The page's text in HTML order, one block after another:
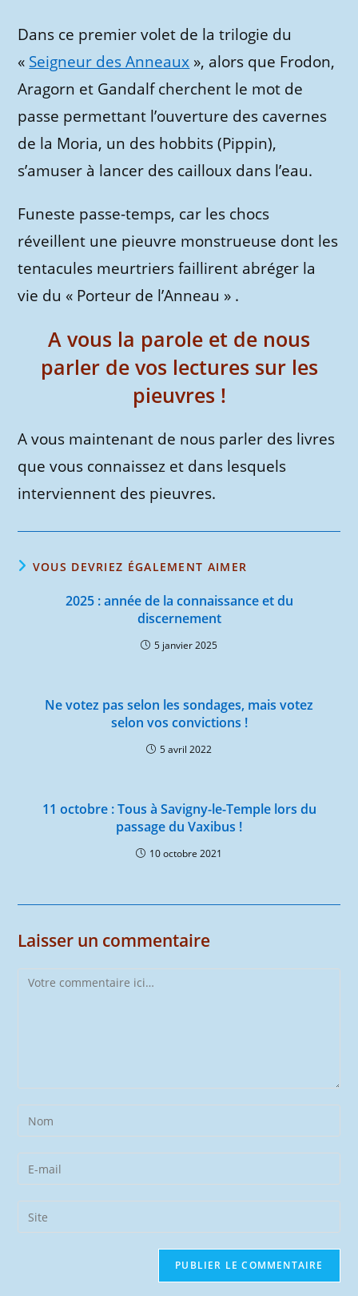
Dans ce premier volet de la trilogie du
« Seigneur des Anneaux », alors que Frodon,
Aragorn et Gandalf cherchent le mot de
passe permettant l’ouverture des cavernes
de la Moria, un des hobbits (Pippin),
s’amuser à lancer des cailloux dans l’eau.
Funeste passe-temps, car les chocs
réveillent une pieuvre monstrueuse dont les
tentacules meurtriers faillirent abréger la
vie du « Porteur de l’Anneau » .
A vous la parole et de nous
parler de vos lectures sur les
pieuvres !
A vous maintenant de nous parler des livres
que vous connaissez et dans lesquels
interviennent des pieuvres.
VOUS DEVRIEZ ÉGALEMENT AIMER
2025 : année de la connaissance et du
discernement
5 janvier 2025
Ne votez pas selon les sondages, mais votez
selon vos convictions !
5 avril 2022
11 octobre : Tous à Savigny-le-Temple lors du
passage du Vaxibus !
10 octobre 2021
Laisser un commentaire
Comment
Enter
your
name
comment
Enter
your
email
address
Saisir
l’URL